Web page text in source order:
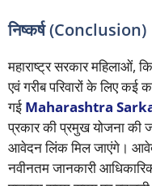
निष्कर्ष (Conclusion)
महाराष्ट्र सरकार महिलाओं,
एवं गरीब परिवारों के लिए कई
गई Maharashtra
प्रकार की प्रमुख योजना की
आवेदन लिंक मिल जाएंगे।
नवीनतम जानकारी